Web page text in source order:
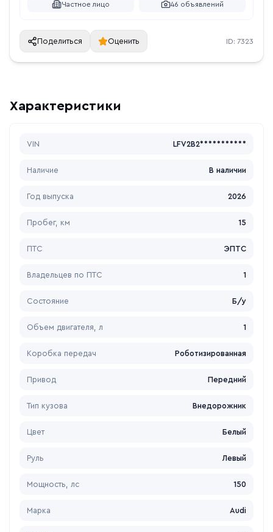
Частное лицо 46 объявлений
Поделиться Оценить ID: 7323
Характеристики
VIN LFV2B2***********
Наличие В наличии
Год выпуска 2026
Пробег, км 15
ПТС ЭПТС
Владельцев по ПТС 1
Состояние Б/у
Объем двигателя, л 1
Коробка передач Роботизированная
Привод Передний
Тип кузова Внедорожник
Цвет Белый
Руль Левый
Мощность, лс 150
Марка Audi